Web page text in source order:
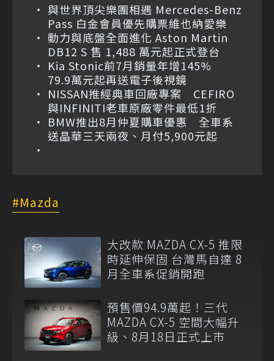
與世界頂尖樂團相遇 Mercedes-Benz
Pass 白金會員優先購票維也納愛樂
動力與底盤全面進化 Aston Martin
DB12 S 售 1,488 萬元起正式登台
Kia Stonic前7月銷量年增145%
79.9萬元起再送電子後視鏡
NISSAN推經典車回廠專案 CEFIRO
與INFINITI老車原廠零件最低1折
BMW推出8月仲夏購車優惠 全車系
送晶華三天兩夜、月付5,900元起
Mazda
大改款 MAZDA CX-5 推限
時延伸保固 台灣馬自達 8
月全車系促銷開跑
預售價94.9萬起！三代
MAZDA CX-5 空間大幅升
級、8月18日正式上市